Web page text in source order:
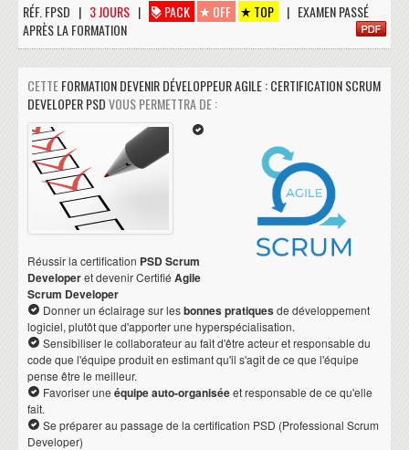
RÉF. FPSD | 3 JOURS | PACK OFF TOP
| EXAMEN PASSÉ
APRÈS LA FORMATION
CETTEFORMATION DEVENIR DÉVELOPPEUR AGILE : CERTIFICATION SCRUM
DEVELOPER PSDVOUS PERMETTRA DE :
Réussir la certification PSD Scrum
Developeret devenir Certifié Agile
Scrum Developer
Donner un éclairage sur lesbonnes pratiquesde développement
logiciel, plutôt que d'apporter une hyperspécialisation.
Sensibiliser le collaborateur au fait d'être acteur et responsable du
code que l'équipe produit en estimant qu'il s'agit de ce que l'équipe
pense être le meilleur.
Favoriser une équipe auto-organiséeet responsable de ce qu'elle
fait.
Se préparer au passage de la certification PSD (Professional Scrum
Developer)